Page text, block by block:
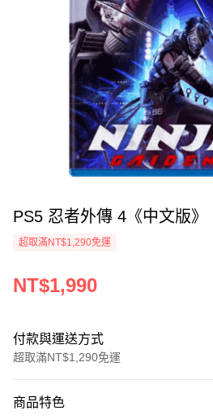
PS5 忍者外傳 4《中文版》
超取滿NT$1,290免運
NT$1,990
付款與運送方式
超取滿NT$1,290免運
信用卡一次付款
商品特色